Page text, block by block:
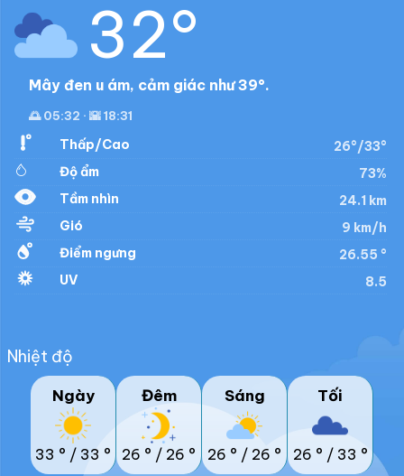
32°
Mây đen u ám, cảm giác như 39°.
🌅 05:32 · 🌇 18:31
Thấp/Cao
26°/33°
Độ ẩm
73%
Tầm nhìn
24.1 km
Gió
9 km/h
Điểm ngưng
26.55 °
UV
8.5
Nhiệt độ
Ngày
33 ° / 33 °
Đêm
26 ° / 26 °
Sáng
26 ° / 26 °
Tối
26 ° / 33 °